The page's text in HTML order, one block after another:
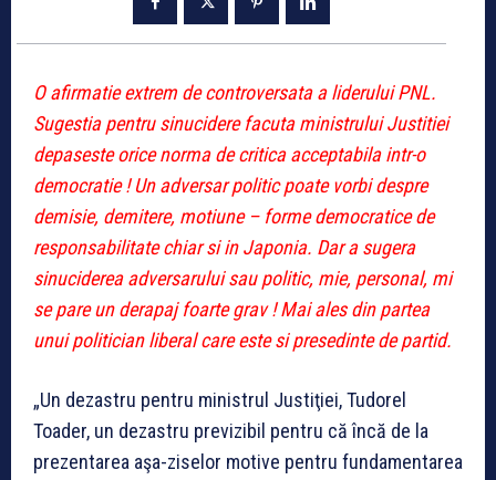
O afirmatie extrem de controversata a liderului PNL.
Sugestia pentru sinucidere facuta ministrului Justitiei
depaseste orice norma de critica acceptabila intr-o
democratie ! Un adversar politic poate vorbi despre
demisie, demitere, motiune – forme democratice de
responsabilitate chiar si in Japonia. Dar a sugera
sinuciderea adversarului sau politic, mie, personal, mi
se pare un derapaj foarte grav ! Mai ales din partea
unui politician liberal care este si presedinte de partid.
„Un dezastru pentru ministrul Justiţiei, Tudorel
Toader, un dezastru previzibil pentru că încă de la
prezentarea aşa-ziselor motive pentru fundamentarea